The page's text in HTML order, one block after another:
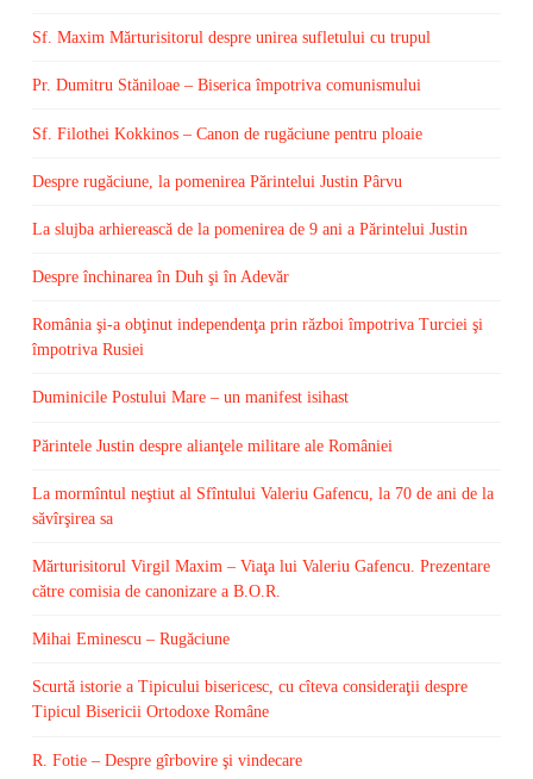
Sf. Maxim Mărturisitorul despre unirea sufletului cu trupul
Pr. Dumitru Stăniloae – Biserica împotriva comunismului
Sf. Filothei Kokkinos – Canon de rugăciune pentru ploaie
Despre rugăciune, la pomenirea Părintelui Justin Pârvu
La slujba arhierească de la pomenirea de 9 ani a Părintelui Justin
Despre închinarea în Duh şi în Adevăr
România şi-a obţinut independenţa prin război împotriva Turciei şi
împotriva Rusiei
Duminicile Postului Mare – un manifest isihast
Părintele Justin despre alianţele militare ale României
La mormîntul neştiut al Sfîntului Valeriu Gafencu, la 70 de ani de la
săvîrşirea sa
Mărturisitorul Virgil Maxim – Viaţa lui Valeriu Gafencu. Prezentare
către comisia de canonizare a B.O.R.
Mihai Eminescu – Rugăciune
Scurtă istorie a Tipicului bisericesc, cu cîteva consideraţii despre
Tipicul Bisericii Ortodoxe Române
R. Fotie – Despre gîrbovire şi vindecare